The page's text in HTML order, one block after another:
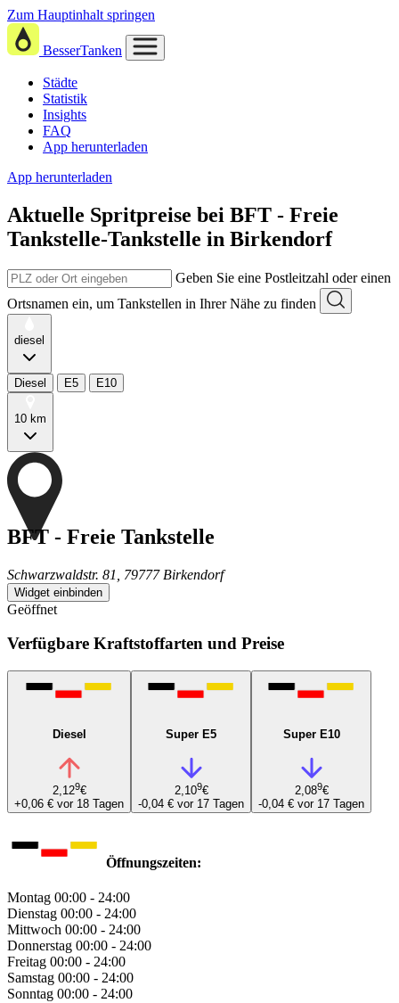
Zum Hauptinhalt springen
BesserTanken
Städte
Statistik
Insights
FAQ
App herunterladen
App herunterladen
Aktuelle Spritpreise bei BFT - Freie
Tankstelle-Tankstelle in Birkendorf
Geben Sie eine Postleitzahl oder einen
Ortsnamen ein, um Tankstellen in Ihrer Nähe zu finden
diesel
Diesel E5 E10
10 km
BFT - Freie Tankstelle
Schwarzwaldstr. 81, 79777 Birkendorf
Widget einbinden
Geöffnet
Verfügbare Kraftstoffarten und Preise
Diesel
2,129€
+0,06 € vor 18 Tagen
Super E5
2,109€
-0,04 € vor 17 Tagen
Super E10
2,089€
-0,04 € vor 17 Tagen
Öffnungszeiten:
Montag 00:00 - 24:00
Dienstag 00:00 - 24:00
Mittwoch 00:00 - 24:00
Donnerstag 00:00 - 24:00
Freitag 00:00 - 24:00
Samstag 00:00 - 24:00
Sonntag 00:00 - 24:00